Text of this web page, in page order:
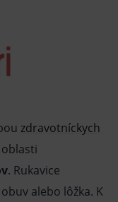
zdravotníckych
. Rukavice
alebo lôžka. K